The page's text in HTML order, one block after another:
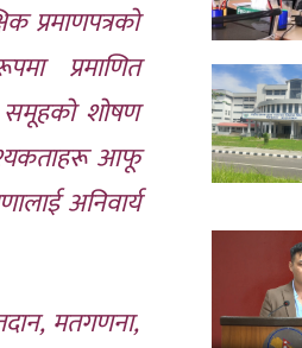
प्रमाणपत्रको
प्रमाणित
समूहको शोषण
आफू
अनिवार्य
मतगणना,